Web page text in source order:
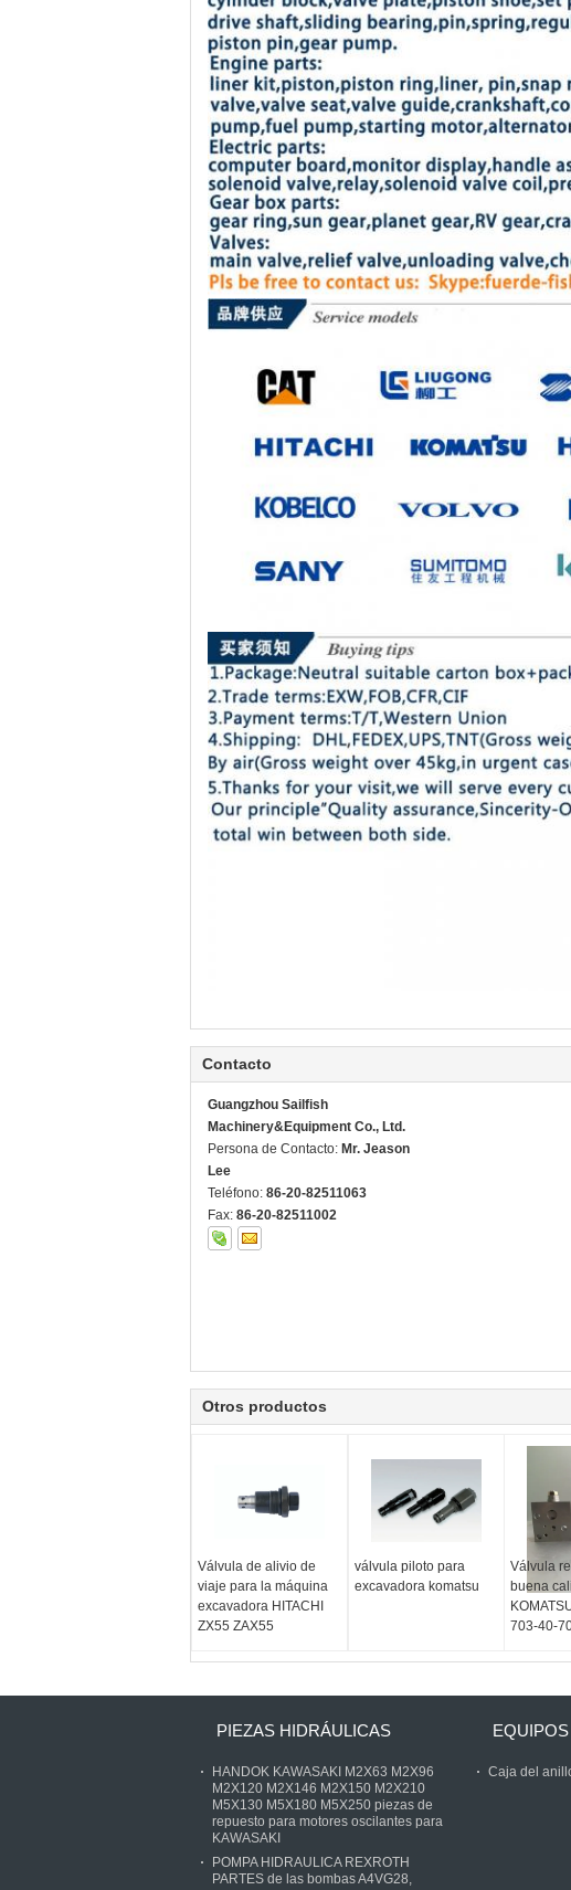
Contacto
Guangzhou Sailfish
Machinery&Equipment Co., Ltd.
Persona de Contacto: Mr. Jeason
Lee
Teléfono: 86-20-82511063
Fax: 86-20-82511002
Otros productos
Válvula de alivio de
viaje para la máquina
excavadora HITACHI
ZX55 ZAX55
válvula piloto para
excavadora komatsu
Válvula
buena
703-40-
PIEZAS HIDRÁULICAS
HANDOK KAWASAKI M2X63 M2X96
M2X120 M2X146 M2X150 M2X210
M5X130 M5X180 M5X250 piezas de
repuesto para motores oscilantes para
KAWASAKI
POMPA HIDRAULICA REXROTH
PARTES de las bombas A4VG28,
Caja del